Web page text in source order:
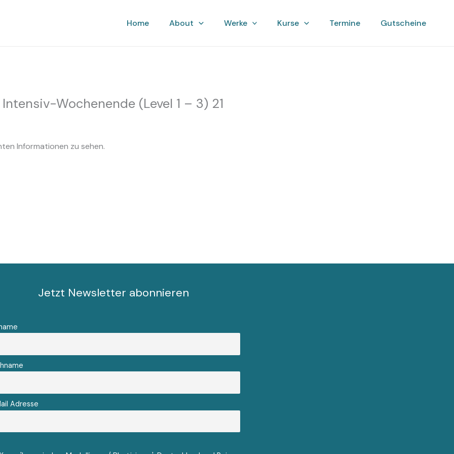
Home About Werke Kurse Termine Gutscheine
Wochenende (Level 1 – 3) 21
Informationen zu sehen.
Jetzt Newsletter abonnieren
Adresse